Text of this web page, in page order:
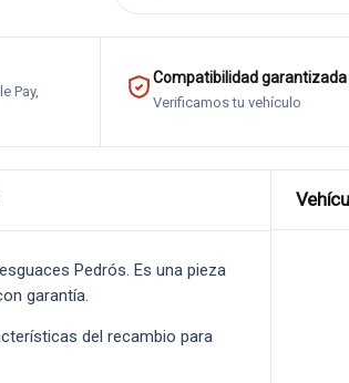
Pay,
Compatibilidad garantizada
Verificamos tu vehículo
Pedrós. Es una pieza
garantía.
del recambio para